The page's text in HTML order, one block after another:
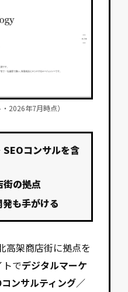
2026年7月時点）
コンサルを含
街の拠点
も手がける
高架商店街に拠点を
トでデジタルマーケ
ンサルティング／